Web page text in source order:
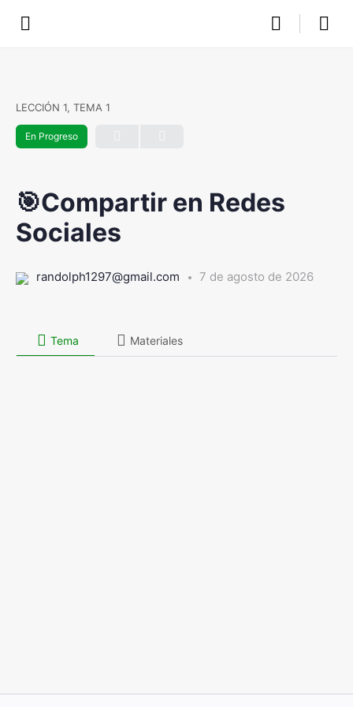
LECCIÓN 1, TEMA 1
En Progreso
🎯Compartir en Redes
Sociales
randolph1297@gmail.com 7 de agosto de 2026
Tema Materiales